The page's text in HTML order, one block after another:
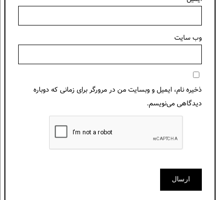
وب‌ سایت
ذخیره نام، ایمیل و وبسایت من در مرورگر برای زمانی که دوباره
دیدگاهی می‌نویسم.